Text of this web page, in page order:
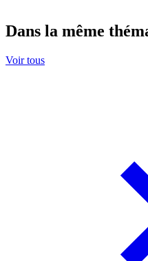
Dans la même
Voir tous